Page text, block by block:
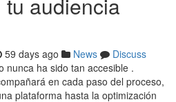
59 days ago News
Discuss
nunca ha sido tan accesible .
en cada paso del proceso,
plataforma hasta la optimización